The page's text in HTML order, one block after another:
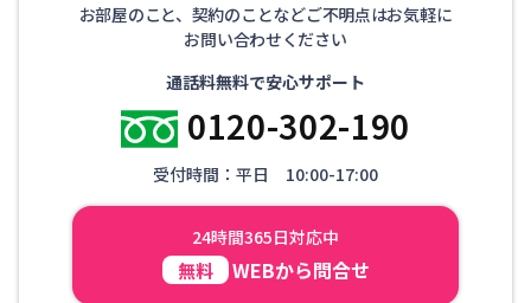
お部屋のこと、契約のことなどご不明点はお気軽に
お問い合わせください
通話料無料で安心サポート
0120-302-190
受付時間：平日 10:00-17:00
24時間365日対応中
無料 WEBから問合せ